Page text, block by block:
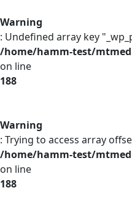
Warning
: Undefined array key
/home/hamm-test/
on line
188
Warning
: Trying to access array
/home/hamm-test/
on line
188